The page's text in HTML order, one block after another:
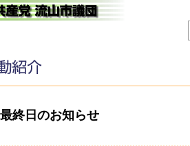
終日のお知らせ